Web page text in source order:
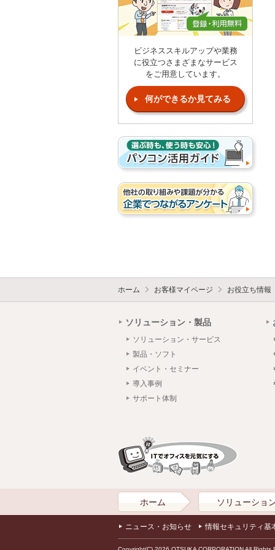
ビジネススキルアップや業務
に役立つさまざまなサービス
をご用意しています。
何ができるか見てみる
ホーム お客様マイページ お役立ち情報
ソリューション・製品
ソリューション・サービス
製品・ソフト
イベント・セミナー
導入事例
サポート体制
ホーム ソリューショ
ニュース・お知らせ 情報セキュリティ基